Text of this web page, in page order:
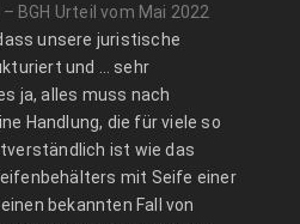
BGH Urteil vom Mai 2022
unsere juristische
und … sehr
ja, alles muss nach
Handlung, die für viele so
ist wie das
mit Seife einer
bekannten Fall von